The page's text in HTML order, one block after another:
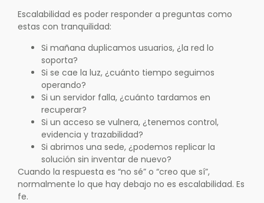
Escalabilidad es poder responder a preguntas como
estas con tranquilidad:
Si mañana duplicamos usuarios, ¿la red lo
soporta?
Si se cae la luz, ¿cuánto tiempo seguimos
operando?
Si un servidor falla, ¿cuánto tardamos en
recuperar?
Si un acceso se vulnera, ¿tenemos control,
evidencia y trazabilidad?
Si abrimos una sede, ¿podemos replicar la
solución sin inventar de nuevo?
Cuando la respuesta es “no sé” o “creo que sí”,
normalmente lo que hay debajo no es escalabilidad. Es
fe.